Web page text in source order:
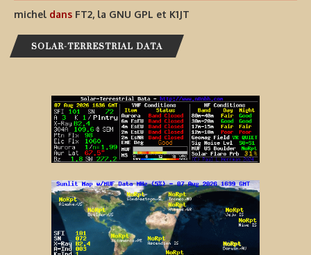
michel dans FT2, la GNU GPL et K1JT
SOLAR-TERRESTRIAL DATA